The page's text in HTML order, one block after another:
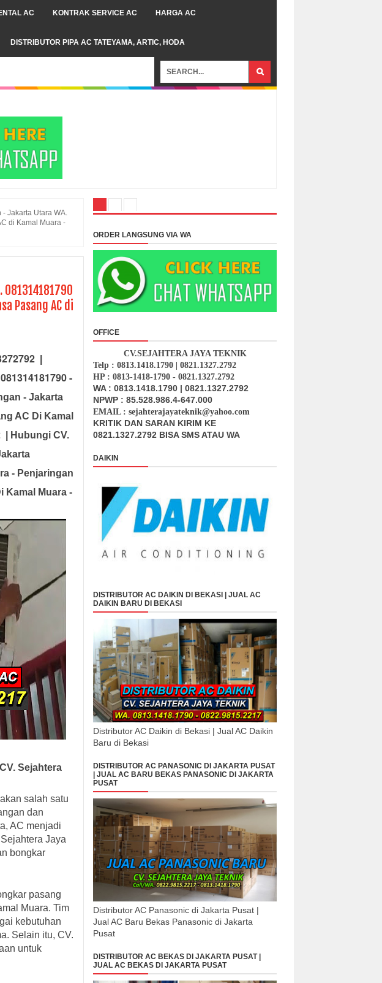
AC KONTRAK SERVICE AC HARGA AC
DISTRIBUTOR PIPA AC TATEYAMA, ARTIC, HODA
Jakarta Utara WA.
di Kamal Muara -
Pasang AC di
-
- Jakarta
AC Di Kamal
| Hubungi CV.
- Penjaringan
Kamal Muara -
Sejahtera
salah satu
dan
AC menjadi
Jaya
bongkar
pasang
Muara. Tim
kebutuhan
Selain itu, CV.
untuk
ORDER LANGSUNG VIA WA
OFFICE
CV.SEJAHTERA JAYA TEKNIK
Telp : 0813.1418.1790 | 0821.1327.2792
HP : 0813-1418-1790 - 0821.1327.2792
WA : 0813.1418.1790 | 0821.1327.2792
NPWP : 85.528.986.4-647.000
EMAIL : sejahterajayateknik@yahoo.com
KRITIK DAN SARAN KIRIM KE
0821.1327.2792 BISA SMS ATAU WA
DAIKIN
DISTRIBUTOR AC DAIKIN DI BEKASI | JUAL AC
DAIKIN BARU DI BEKASI
Distributor AC Daikin di Bekasi | Jual AC Daikin
Baru di Bekasi
DISTRIBUTOR AC PANASONIC DI JAKARTA PUSAT
| JUAL AC BARU BEKAS PANASONIC DI JAKARTA
PUSAT
Distributor AC Panasonic di Jakarta Pusat |
Jual AC Baru Bekas Panasonic di Jakarta
Pusat
DISTRIBUTOR AC BEKAS DI JAKARTA PUSAT |
JUAL AC BEKAS DI JAKARTA PUSAT